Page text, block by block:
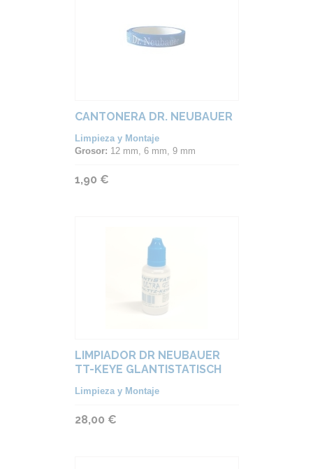
CANTONERA DR. NEUBAUER
Limpieza y Montaje
Grosor: 12 mm, 6 mm, 9 mm
1,90 €
LIMPIADOR DR NEUBAUER
TT-KEYE GLANTISTATISCH
Limpieza y Montaje
28,00 €